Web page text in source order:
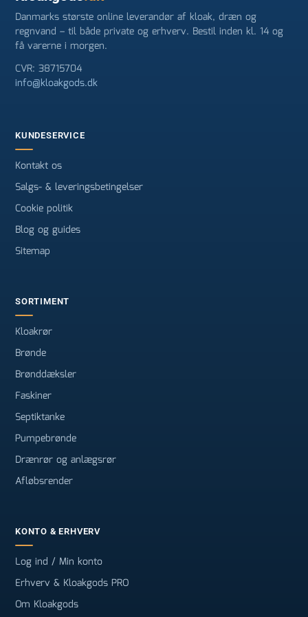
Danmarks største online leverandør af kloak, dræn og
regnvand – til både private og erhverv. Bestil inden kl. 14 og
få varerne i morgen.
CVR: 38715704
info@kloakgods.dk
KUNDESERVICE
Kontakt os
Salgs- & leveringsbetingelser
Cookie politik
Blog og guides
Sitemap
SORTIMENT
Kloakrør
Brønde
Brønddæksler
Faskiner
Septiktanke
Pumpebrønde
Drænrør og anlægsrør
Afløbsrender
KONTO & ERHVERV
Log ind / Min konto
Erhverv & Kloakgods PRO
Om Kloakgods